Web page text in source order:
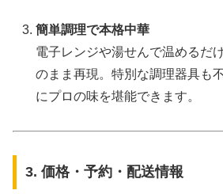
簡単調理で本格中華
電子レンジや湯せんで温めるだ
のまま再現。特別な調理器具も
にプロの味を堪能できます。
3. 価格・予約・配送情報